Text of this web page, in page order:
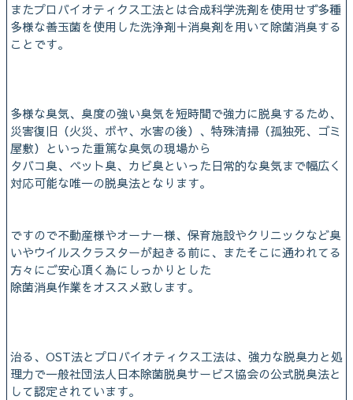
またプロバイオティクス工法とは合成科学洗剤を使用せず多種
多様な善玉菌を使用した洗浄剤＋消臭剤を用いて除菌消臭する
ことです。
多様な臭気、臭度の強い臭気を短時間で強力に脱臭するため、
災害復旧（火災、ボヤ、水害の後）、特殊清掃（孤独死、ゴミ
屋敷）といった重篤な臭気の現場から
タバコ臭、ペット臭、カビ臭といった日常的な臭気まで幅広く
対応可能な唯一の脱臭法となります。
ですので不動産様やオーナー様、保育施設やクリニックなど臭
いやウイルスクラスターが起きる前に、またそこに通われてる
方々にご安心頂く為にしっかりとした
除菌消臭作業をオススメ致します。
治る、OST法とプロバイオティクス工法は、強力な脱臭力と処
理力で一般社団法人日本除菌脱臭サービス協会の公式脱臭法と
して認定されています。